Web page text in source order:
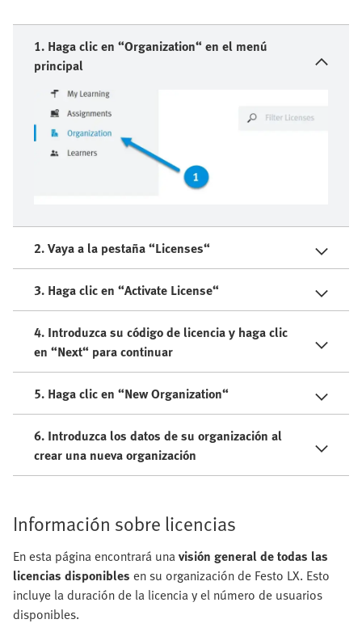
1. Haga clic en “Organization“ en el menú
principal
2. Vaya a la pestaña “Licenses“
3. Haga clic en “Activate License“
4. Introduzca su código de licencia y haga clic
en “Next“ para continuar
5. Haga clic en “New Organization“
6. Introduzca los datos de su organización al
crear una nueva organización
Información sobre licencias
En esta página encontrará unavisión general de todas las
licencias disponibles en su organización de Festo LX. Esto
incluye la duración de la licencia y el número de usuarios
disponibles.